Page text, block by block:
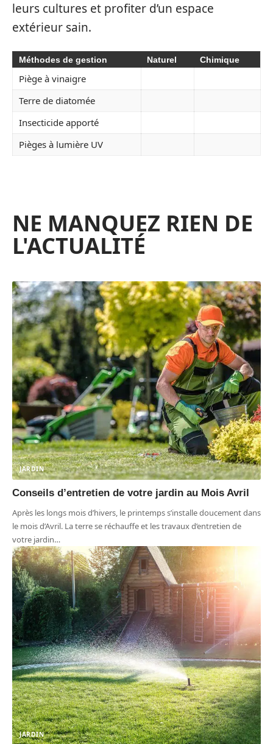
leurs cultures et profiter d’un espace
extérieur sain.
Méthodes de gestion Naturel Chimique
Piège à vinaigre
Terre de diatomée
Insecticide apporté
Pièges à lumière UV
NE MANQUEZ RIEN DE
L'ACTUALITÉ
JARDIN
Conseils d’entretien de votre jardin au Mois Avril
Après les longs mois d’hivers, le printemps s’installe doucement dans
le mois d’Avril. La terre se réchauffe et les travaux d’entretien de
votre jardin…
JARDIN